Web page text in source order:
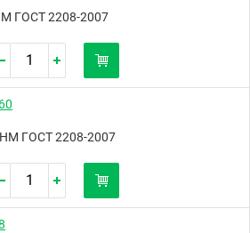
ГОСТ 2208-2007
ГОСТ 2208-2007